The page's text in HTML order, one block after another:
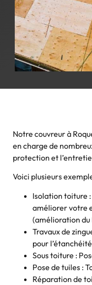
Notre couvreur à
en charge de
protection et
Voici plusieurs
Isolation toiture
améliorer votre
(amélioration du
Travaux de
pour
Sous toiture :
Pose de tuiles :
Réparation de